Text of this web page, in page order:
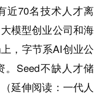
近70名技术人才离
模型创业公司和海
，字节系AI创业公
。Seed不缺人才储
（延伸阅读： 一代人